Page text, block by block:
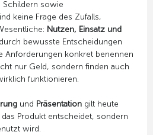
Schildern sowie
keine Frage des Zufalls,
Nutzen, Einsatz und
bewusste Entscheidungen
Anforderungen konkret benennen
nur Geld, sondern finden auch
funktionieren.
und Präsentationgilt heute
Produkt entscheidet, sondern
wird.